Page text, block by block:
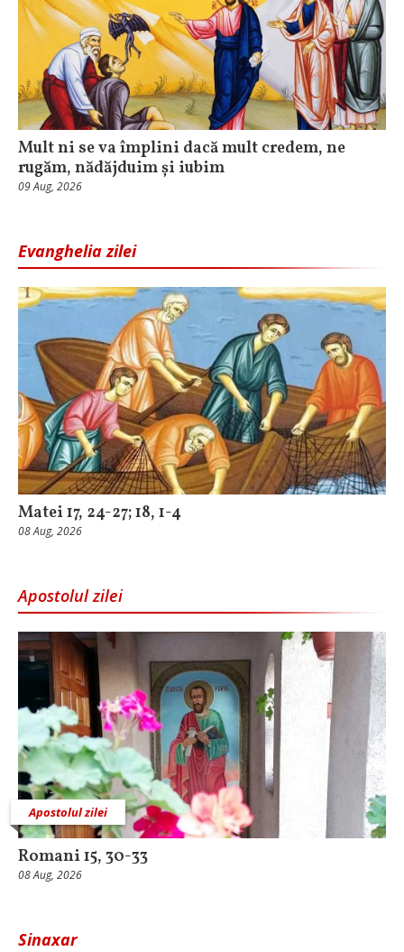
Mult ni se va împlini dacă mult credem, ne
rugăm, nădăjduim și iubim
09 Aug, 2026
Evanghelia zilei
Matei 17, 24-27; 18, 1-4
08 Aug, 2026
Apostolul zilei
Apostolul zilei
Romani 15, 30-33
08 Aug, 2026
Sinaxar